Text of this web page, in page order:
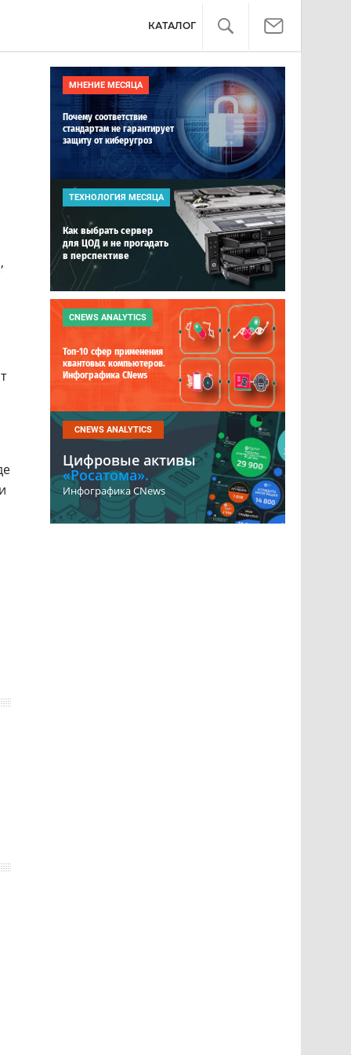
КАТАЛОГ
,
МНЕНИЕ МЕСЯЦА
Почему соответствие
стандартам не гарантирует
защиту от киберугроз
ТЕХНОЛОГИЯ МЕСЯЦА
Как выбрать сервер
для ЦОД и не прогадать
в перспективе
CNEWS ANALYTICS
Топ-10 сфер применения
квантовых компьютеров.
Инфографика CNews
CNEWS ANALYTICS
Цифровые активы
«Росатома».
Инфографика CNews